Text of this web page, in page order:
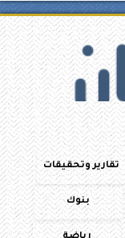
تقارير وتحقيقات
بنوك